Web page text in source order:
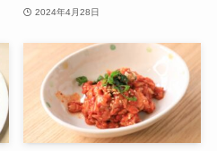
2024年4月28日